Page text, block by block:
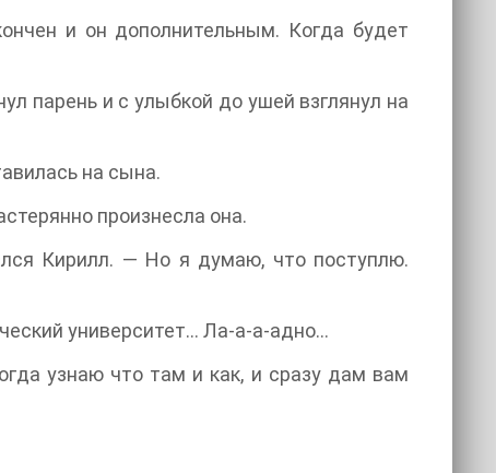
и он дополнительным. Когда будет
парень и с улыбкой до ушей взглянул на
на сына.
произнесла она.
Кирилл. — Но я думаю, что поступлю.
университет… Ла-а-а-адно…
узнаю что там и как, и сразу дам вам